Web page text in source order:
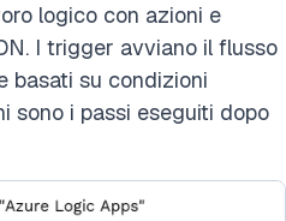
logico con azioni e
I trigger avviano il flusso
basati su condizioni
sono i passi eseguiti dopo